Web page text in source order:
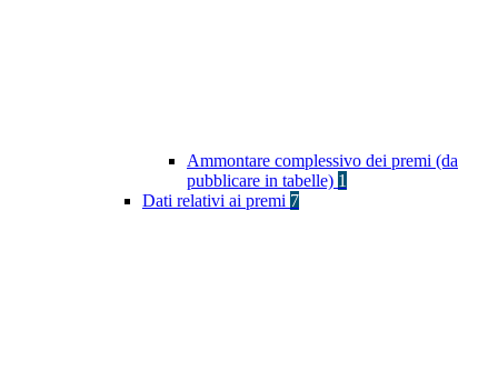
Ammontare complessivo dei premi (da
pubblicare in tabelle) 1
Dati relativi ai premi 7